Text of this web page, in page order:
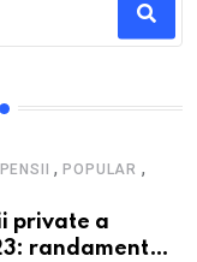
PENSII ,POPULAR ,
private a
randament